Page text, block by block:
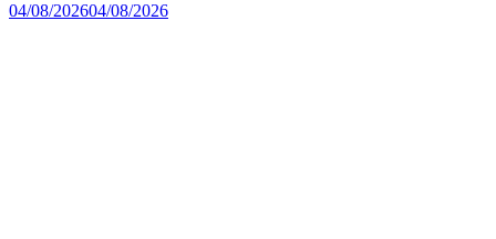
04/08/202604/08/2026